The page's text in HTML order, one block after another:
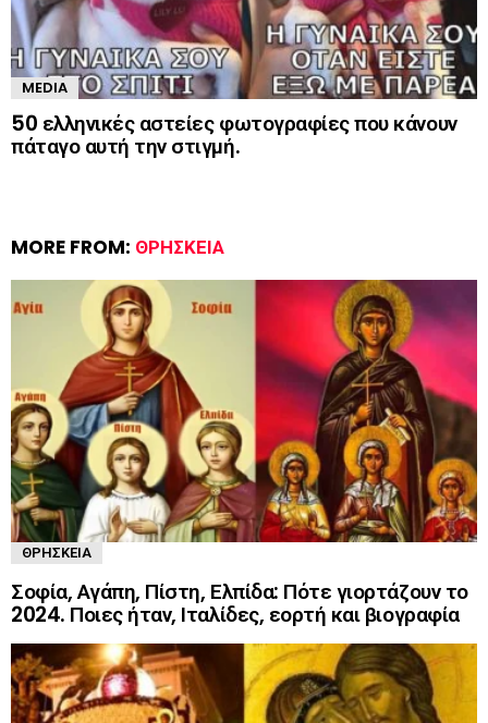
MEDIA
50 ελληνικές αστείες φωτογραφίες που κάνουν
πάταγο αυτή την στιγμή.
MORE FROM: ΘΡΗΣΚΕΊΑ
ΘΡΗΣΚΕΊΑ
Σοφία, Αγάπη, Πίστη, Ελπίδα: Πότε γιορτάζουν το
2024. Ποιες ήταν, Ιταλίδες, εορτή και βιογραφία